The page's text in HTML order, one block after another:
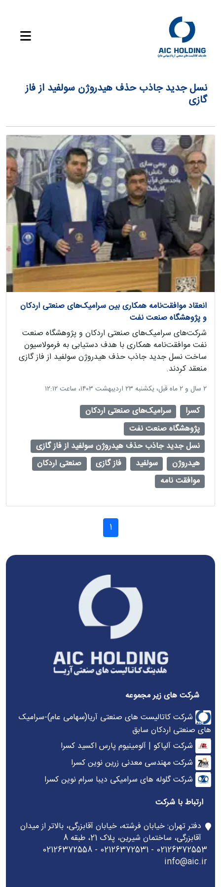
نسل جدید جاذب حذف هیدروژن سولفید از فاز
گازی
انعقاد موافقت‌نامه همکاری بین سرامیک‌های صنعتی اردکان
و پژوهشگاه صنعت نفت
شرکت‌های سرامیک‌های صنعتی اردکان و پژوهشگاه صنعت
نفت موافقت‌نامه همکاری با هدف دستیابی به فرمولاسیون
ساخت نسل جدید جاذب حذف هیدروژن سولفید از فاز گازی
منعقد کردند.
‫۲ سال و ۲ ماه قبل، یکشنبه ۲۳ اردیبهشت ۱۴۰۳، ساعت ۱۲:۱۲
کسرا
سرامیک‌های صنعتی اردکان
پژوهشگاه صنعت نفت
نسل جدید جاذب حذف هیدروژن سولفید از فاز گازی
هیدروژن
سولفید فاز گازی
صنعتی اردکان
موافقت نامه
1
شرکت های زیر مجموعه
شرکت کاتالیست های صنعتی آریا(سهامی عام)-سرامیک
های صنعتی اردکان سابق
شرکت آلپاکو | آلومینیوم پارس اکسید کسرا
شرکت مهندسی معدنی زرین نوین کسرا
شرکت گلوله های سرامیکی دیبا سرام نوین کسرا
ارتباط با شرکت
دفتر تهران: خیابان فرشته، خیابان آقابزرگی، بالاتر از میدان
آقابزرگی، ساختمان شیرین، پلاک 21، طبقه 8
02126372553 - 02126372531 - 02126372558
info@aic.ir